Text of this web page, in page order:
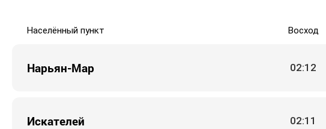
Населённый пункт Восход
Нарьян-Мар 02:12
Искателей 02:11